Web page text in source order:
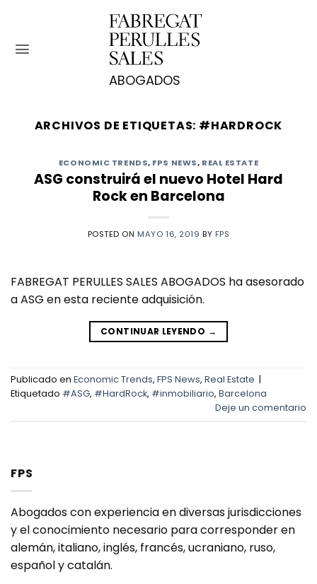
contenido
ARCHIVOS DE ETIQUETAS: #HARDROCK
ECONOMIC TRENDS, FPS NEWS, REAL ESTATE
ASG construirá el nuevo Hotel Hard
Rock en Barcelona
POSTED ON MAYO 16, 2019 BY FPS
FABREGAT PERULLES SALES ABOGADOS ha asesorado
a ASG en esta reciente adquisición.
CONTINUAR LEYENDO →
Publicado en Economic Trends, FPS News, Real Estate |
Etiquetado #ASG, #HardRock, #inmobiliario, Barcelona
Deje un comentario
FPS
Abogados con experiencia en diversas jurisdicciones
y el conocimiento necesario para corresponder en
alemán, italiano, inglés, francés, ucraniano, ruso,
español y catalán.